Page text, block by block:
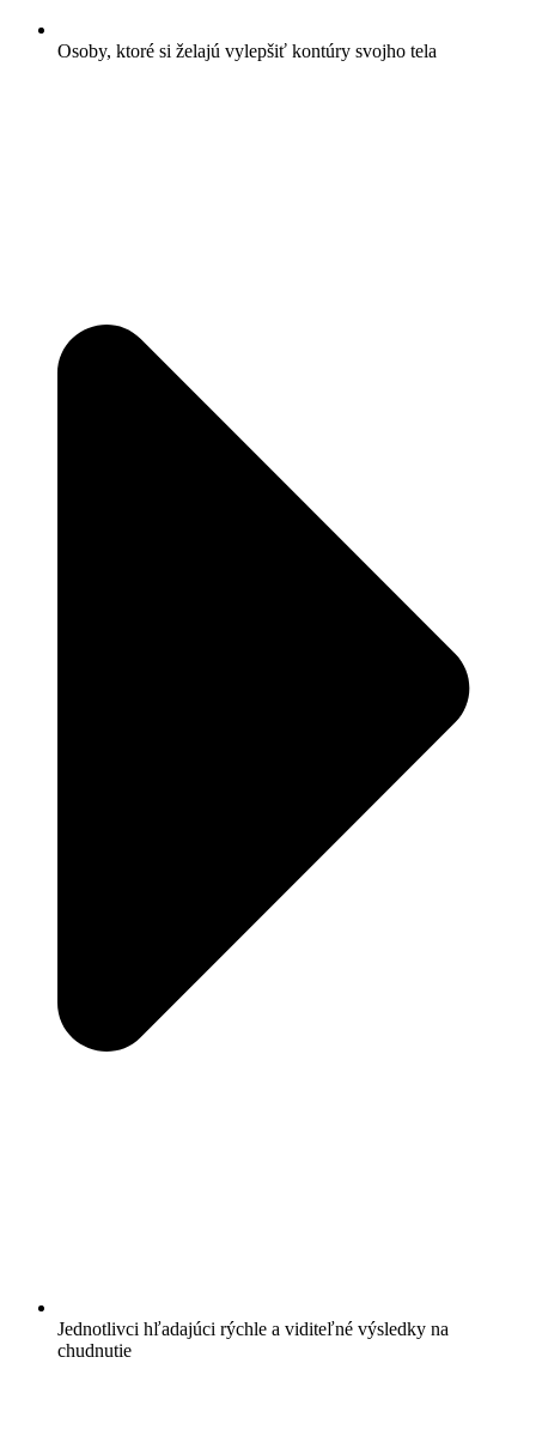
Osoby, ktoré si želajú vylepšiť kontúry svojho tela
Jednotlivci hľadajúci rýchle a viditeľné výsledky na
chudnutie